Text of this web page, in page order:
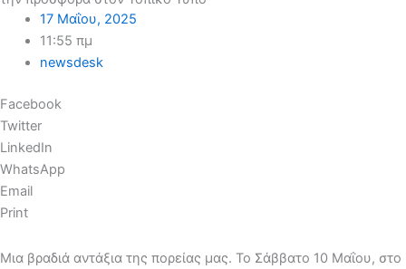
17 Μαΐου, 2025
11:55 πμ
newsdesk
Facebook
Twitter
LinkedIn
WhatsApp
Email
Print
Μια βραδιά αντάξια της πορείας μας. Το Σάββατο 10 Μαΐου, στο